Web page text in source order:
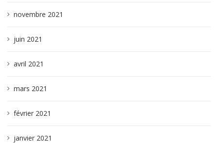
novembre 2021
juin 2021
avril 2021
mars 2021
février 2021
janvier 2021